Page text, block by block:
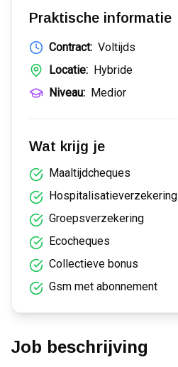
Praktische informatie
Contract: Voltijds
Locatie: Hybride
Niveau: Medior
Wat krijg je
Maaltijdcheques
Hospitalisatieverzekering
Groepsverzekering
Ecocheques
Collectieve bonus
Gsm met abonnement
Job beschrijving